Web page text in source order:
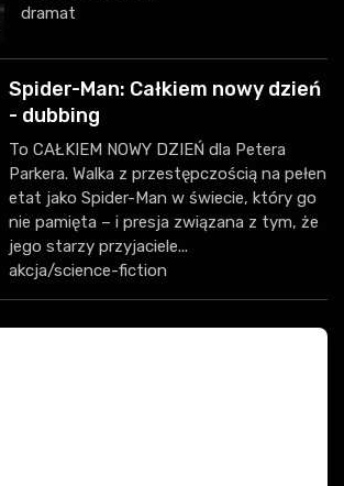
dramat
Spider-Man: Całkiem nowy dzień
- dubbing
To CAŁKIEM NOWY DZIEŃ dla Petera
Parkera. Walka z przestępczością na pełen
etat jako Spider-Man w świecie, który go
nie pamięta – i presja związana z tym, że
jego starzy przyjaciele...
akcja/science-fiction